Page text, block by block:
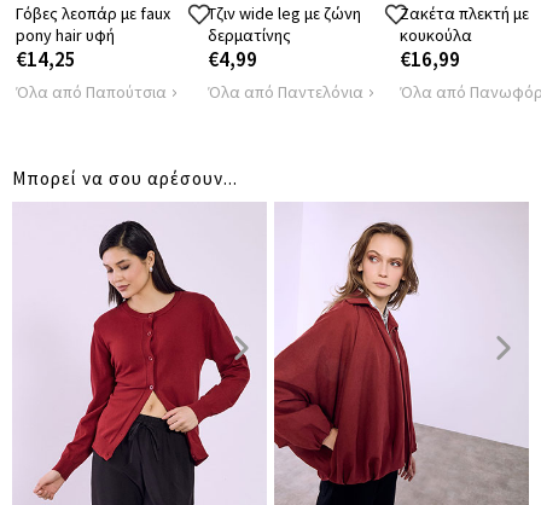
Γόβες λεοπάρ με faux
pony hair υφή
€14,25
Όλα από Παπούτσια
Τζιν wide leg με ζώνη
δερματίνης
€4,99
Όλα από Παντελόνια
Ζακέτα πλεκτή με
κουκούλα
€16,99
Όλα από
Μπορεί να σου αρέσουν...